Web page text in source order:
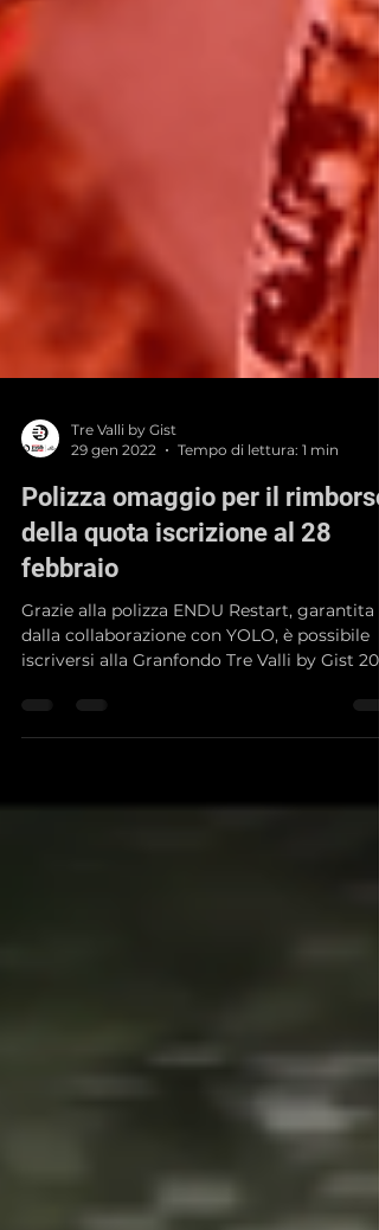
Tre Valli by Gist
29 gen 2022
Polizza omaggio per il rimborso
della quota iscrizione al 28
febbraio
Grazie alla polizza ENDU Restart, garantita
dalla collaborazione con YOLO, è possibile